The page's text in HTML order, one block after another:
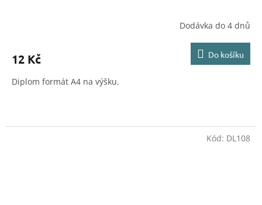
Dodávka do 4 dnů
12 Kč Do košíku
Diplom formát A4 na výšku.
Kód: DL108